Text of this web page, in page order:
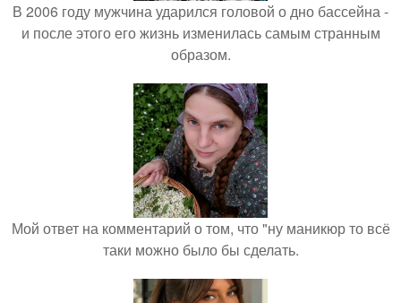
В 2006 году мужчина ударился головой о дно бассейна -
и после этого его жизнь изменилась самым странным
образом.
Мой ответ на комментарий о том, что "ну маникюр то всё
таки можно было бы сделать.